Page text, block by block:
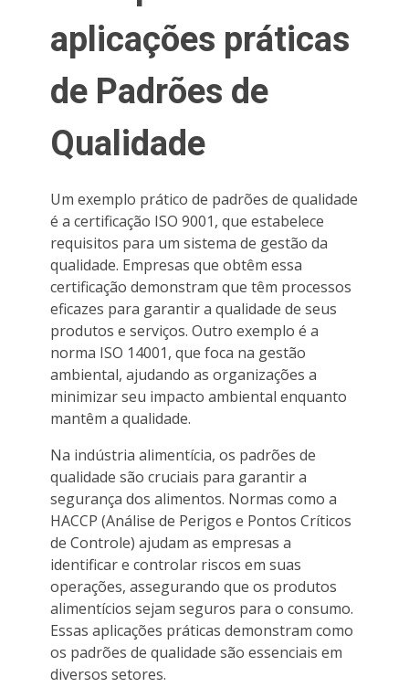
aplicações práticas
de Padrões de
Qualidade
Um exemplo prático de padrões de qualidade
é a certificação ISO 9001, que estabelece
requisitos para um sistema de gestão da
qualidade. Empresas que obtêm essa
certificação demonstram que têm processos
eficazes para garantir a qualidade de seus
produtos e serviços. Outro exemplo é a
norma ISO 14001, que foca na gestão
ambiental, ajudando as organizações a
minimizar seu impacto ambiental enquanto
mantêm a qualidade.
Na indústria alimentícia, os padrões de
qualidade são cruciais para garantir a
segurança dos alimentos. Normas como a
HACCP (Análise de Perigos e Pontos Críticos
de Controle) ajudam as empresas a
identificar e controlar riscos em suas
operações, assegurando que os produtos
alimentícios sejam seguros para o consumo.
Essas aplicações práticas demonstram como
os padrões de qualidade são essenciais em
diversos setores.